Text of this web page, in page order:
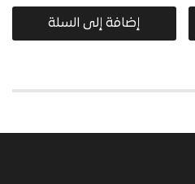
إضافة إلى السلة